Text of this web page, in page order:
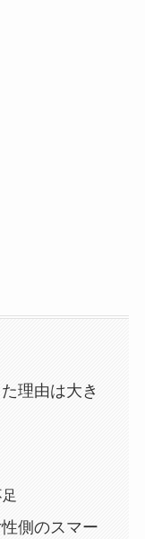
理由は大き
側のスマー